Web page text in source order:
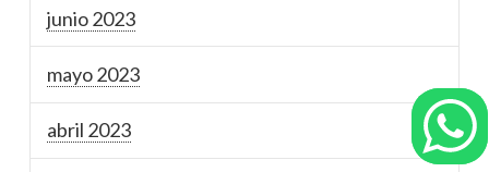
junio 2023
mayo 2023
abril 2023